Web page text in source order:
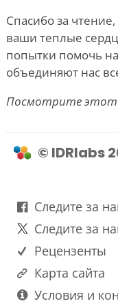
Спасибо за чтение,
ваши теплые
попытки помочь
объединяют нас
Посмотрите этот
© IDRlabs
Следите за
Следите за
Рецензенты
Карта сайта
Условия и